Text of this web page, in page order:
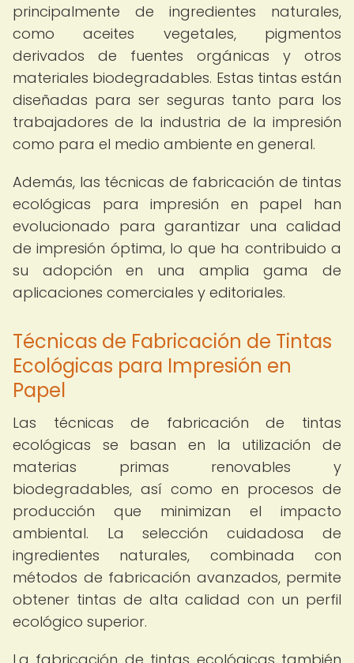
principalmente de ingredientes naturales,
como aceites vegetales, pigmentos
derivados de fuentes orgánicas y otros
materiales biodegradables. Estas tintas están
diseñadas para ser seguras tanto para los
trabajadores de la industria de la impresión
como para el medio ambiente en general.
Además, las técnicas de fabricación de tintas
ecológicas para impresión en papel han
evolucionado para garantizar una calidad
de impresión óptima, lo que ha contribuido a
su adopción en una amplia gama de
aplicaciones comerciales y editoriales.
Técnicas de Fabricación de Tintas
Ecológicas para Impresión en
Papel
Las técnicas de fabricación de tintas
ecológicas se basan en la utilización de
materias primas renovables y
biodegradables, así como en procesos de
producción que minimizan el impacto
ambiental. La selección cuidadosa de
ingredientes naturales, combinada con
métodos de fabricación avanzados, permite
obtener tintas de alta calidad con un perfil
ecológico superior.